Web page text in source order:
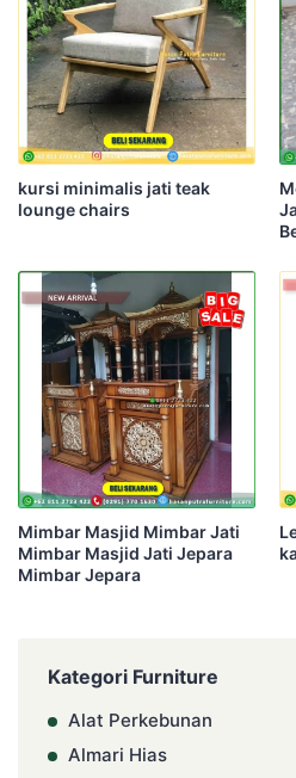
kursi minimalis jati teak
lounge chairs
Mimbar Masjid Mimbar Jati
Mimbar Masjid Jati Jepara
Mimbar Jepara
Kategori Furniture
Alat Perkebunan
Almari Hias